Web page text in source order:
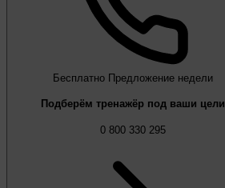
Бесплатно Предложение недели
Подберём тренажёр под ваши цели
0 800 330 295